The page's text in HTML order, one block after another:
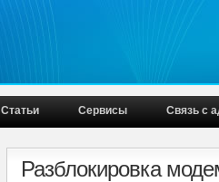
Статьи Сервисы Связь с
Разблокировка